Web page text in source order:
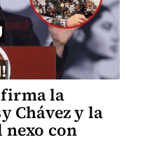
la
Chávez y la
nexo con